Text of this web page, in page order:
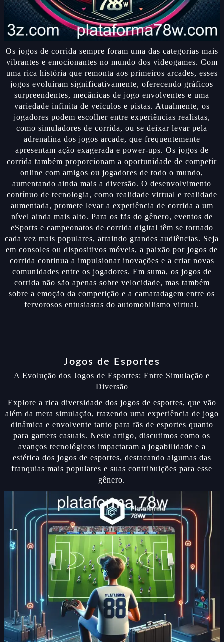
Os jogos de corrida sempre foram uma das categorias mais
vibrantes e emocionantes no mundo dos videogames. Com
uma rica história que remonta aos primeiros arcades, esses
jogos evoluíram significativamente, oferecendo gráficos
surpreendentes, mecânicas de jogo envolventes e uma
variedade infinita de veículos e pistas. Atualmente, os
jogadores podem escolher entre experiências realistas,
como simuladores de corrida, ou se deixar levar pela
adrenalina dos jogos arcade, que frequentemente
apresentam ação exagerada e power-ups. Os jogos de
corrida também proporcionam a oportunidade de competir
online com amigos ou jogadores de todo o mundo,
aumentando ainda mais a diversão. O desenvolvimento
contínuo de tecnologia, como realidade virtual e realidade
aumentada, promete levar a experiência de corrida a um
nível ainda mais alto. Para os fãs do gênero, eventos de
eSports e campeonatos de corrida digital têm se tornado
cada vez mais populares, atraindo grandes audiências. Seja
em consoles ou dispositivos móveis, a paixão por jogos de
corrida continua a impulsionar inovações e a criar novas
comunidades entre os jogadores. Em suma, os jogos de
corrida não são apenas sobre velocidade, mas também
sobre a emoção da competição e a camaradagem entre os
fervorosos entusiastas do automobilismo virtual.
Jogos de Esportes
A Evolução dos Jogos de Esportes: Entre Simulação e
Diversão
Explore a rica diversidade dos jogos de esportes, que vão
além da mera simulação, trazendo uma experiência de jogo
dinâmica e envolvente tanto para fãs de esportes quanto
para gamers casuais. Neste artigo, discutimos como os
avanços tecnológicos impactaram a jogabilidade e a
estética dos jogos de esportes, destacando algumas das
franquias mais populares e suas contribuições para esse
gênero.